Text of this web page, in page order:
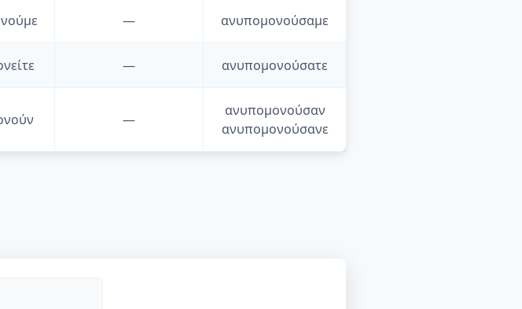
— ανυπομονούσαμε
— ανυπομονούσατε
—
ανυπομονούσαν
ανυπομονούσανε